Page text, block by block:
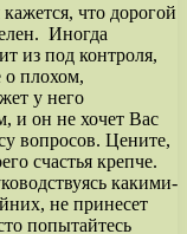
что дорогой
Иногда
из под контроля,
о плохом,
у него
и он не хочет Вас
вопросов. Цените,
счастья крепче.
какими-
не принесет
попытайтесь